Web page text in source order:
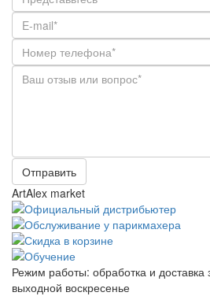
Отправить
ArtAlex market
Режим работы: обработка и
выходной воскресенье